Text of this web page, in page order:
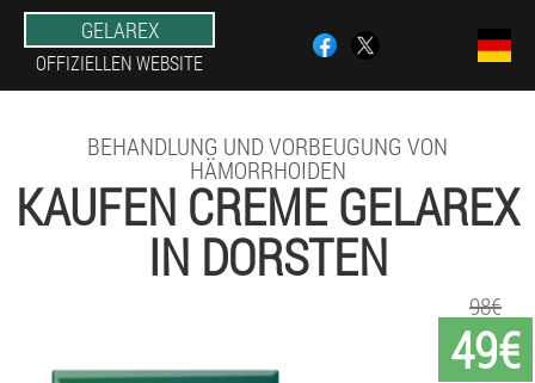
GELAREX
OFFIZIELLEN WEBSITE
BEHANDLUNG UND VORBEUGUNG VON
HÄMORRHOIDEN
KAUFEN CREME GELAREX
IN DORSTEN
49€
98€